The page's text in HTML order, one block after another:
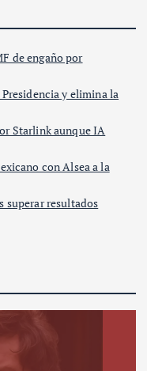
de engaño por
y elimina la
Starlink aunque IA
con Alsea a la
superar resultados